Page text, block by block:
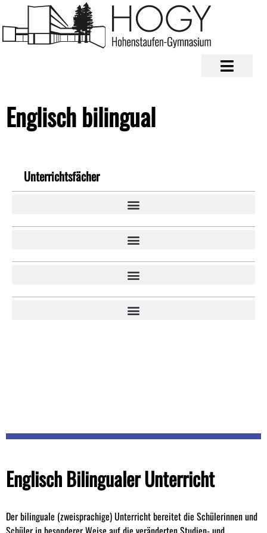
Englisch bilingual
Unterrichtsfächer
Englisch Bilingualer Unterricht
Der bilinguale (zweisprachige) Unterricht bereitet die Schülerinnen und